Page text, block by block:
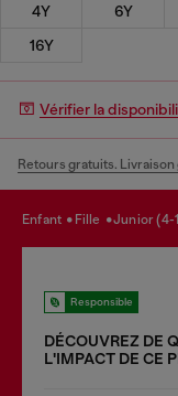
4Y 6Y
16Y
Vérifier la
Retours gratuits.
enfant fille junior (4-
Responsible
DÉCOUVREZ DE
LʹIMPACT DE CE